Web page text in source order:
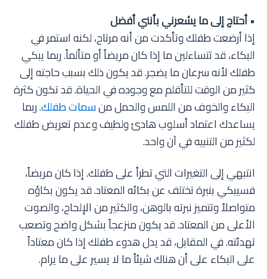
•أحتاج إلى ما يشعرني بأنني أفضل
إذا أرضعت طفلك وتأكدت من أنه مرتاح، لكنه استمر في
البكاء، قد تتساءلين ما إذا كان مريضاً أو متألماً. ربما يبكي
طفلك لأنه سرعان ما يضجر. قد يكون ذلك بسبب حاجته إلى
كثير من الوقت للتأقلم مع وجوده في الحياة. قد تكون كثرة
البكاء والخوف من اللمس والحمل منسمات طفلك. ربما
يساعدك اعتماد أسلوب هادئ ولطيف وعدم تعريض طفلك
لكثير من التنبيه في آن واحد.
انتبهي إلى التغيرات التي تطرأ على طفلك. إذا كان مريضاً،
فسيبكي بنبرة تختلف عن بكائه المعتاد. قد يكون بكاؤه
متواصلاً وتتميز نبرته بالوهن، والكثير من الإلحاح، والصوت
الأعلى من المعتاد. قد يكون منزعجاً بشكل واضح وتصعب
تهدئته. في المقابل، قد يدل هدوء طفلك إذا كان معتاداً
على البكاء على أن هناك شيئاً ما لا يسير على ما يرام.